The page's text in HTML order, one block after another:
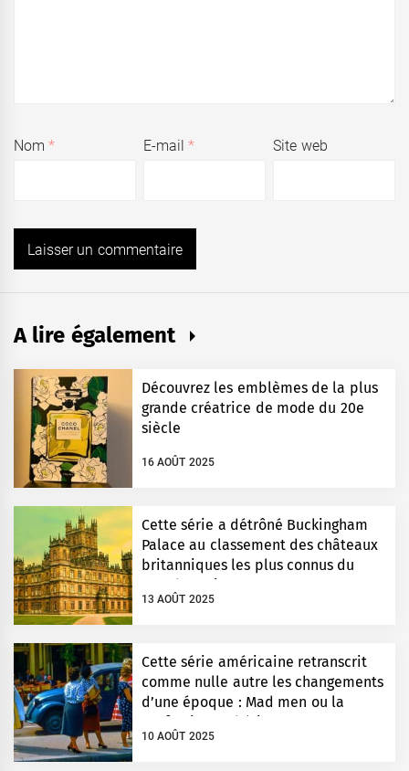
Nom* E-mail* Site web
A lire également
Découvrez les emblèmes de la plus
grande créatrice de mode du 20e
siècle
16 AOÛT 2025
Cette série a détrôné Buckingham
Palace au classement des châteaux
britanniques les plus connus du
monde entier
13 AOÛT 2025
Cette série américaine retranscrit
comme nulle autre les changements
d’une époque : Mad men ou la
perfection esthétique
10 AOÛT 2025